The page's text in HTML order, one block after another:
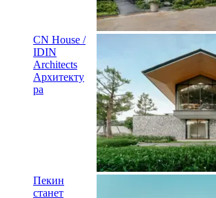
CN House /
IDIN
Architects
Архитекту
ра
Пекин
станет